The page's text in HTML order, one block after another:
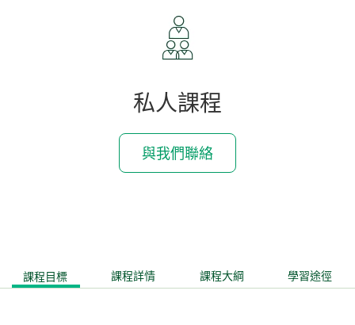
私人課程
與我們聯絡
課程目標 課程詳情 課程大綱 學習途徑